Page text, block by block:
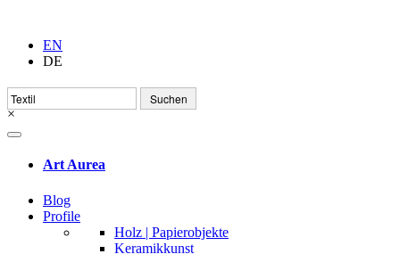
EN
DE
Suchen
nach:
×
Art Aurea
Blog
Profile
Holz | Papierobjekte
Keramikkunst